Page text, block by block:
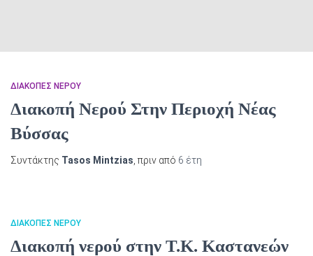
ΔΙΑΚΟΠΈΣ ΝΕΡΟΎ
Διακοπή Νερού Στην Περιοχή Νέας
Βύσσας
Συντάκτης Tasos Mintzias , πριν από 6 έτη
ΔΙΑΚΟΠΈΣ ΝΕΡΟΎ
Διακοπή νερού στην Τ.Κ. Καστανεών